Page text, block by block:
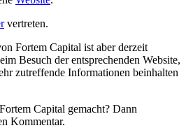
vertreten.
Fortem Capital ist aber derzeit
Besuch der entsprechenden Website,
zutreffende Informationen beinhalten
Capital gemacht? Dann
Kommentar.